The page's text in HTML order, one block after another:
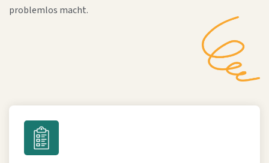
problemlos macht.